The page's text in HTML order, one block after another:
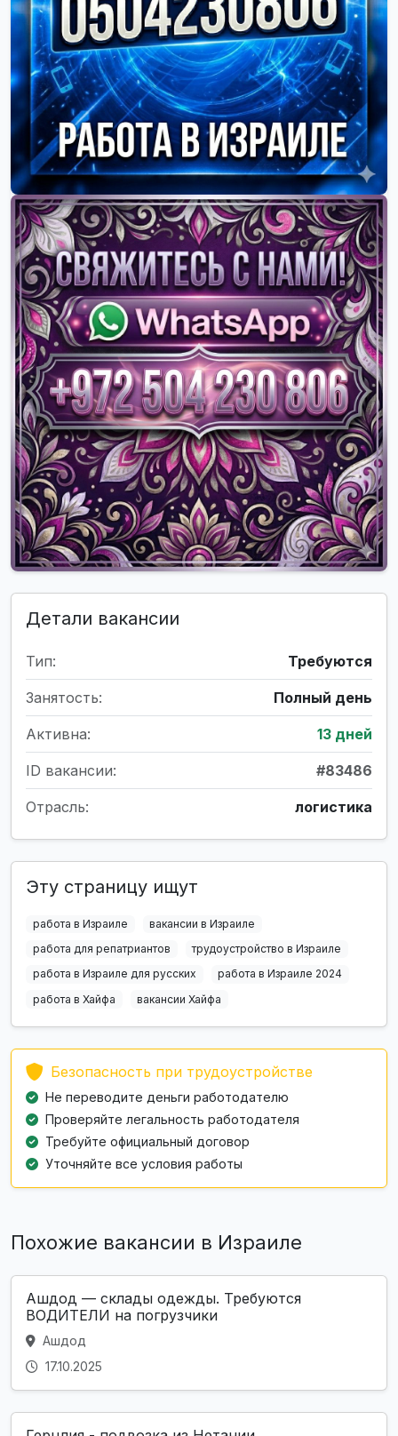
Детали вакансии
Тип: Требуются
Занятость: Полный день
Активна: 13 дней
ID вакансии: #83486
Отрасль: логистика
Эту страницу ищут
работа в Израиле
вакансии в Израиле
работа для репатриантов
трудоустройство в Израиле
работа в Израиле для русских
работа в Израиле 2024
работа в Хайфа
вакансии Хайфа
Безопасность при трудоустройстве
Не переводите деньги работодателю
Проверяйте легальность работодателя
Требуйте официальный договор
Уточняйте все условия работы
Похожие вакансии в Израиле
Ашдод — склады одежды. Требуются
ВОДИТЕЛИ на погрузчики
Ашдод
17.10.2025